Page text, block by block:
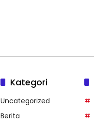
Kategori
Uncategorized
Berita